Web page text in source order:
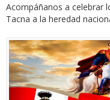
Acompáñanos a celebrar
Tacna a la heredad